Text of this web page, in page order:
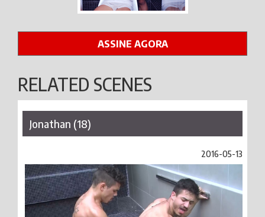
ASSINE AGORA
RELATED SCENES
Jonathan (18)
2016-05-13